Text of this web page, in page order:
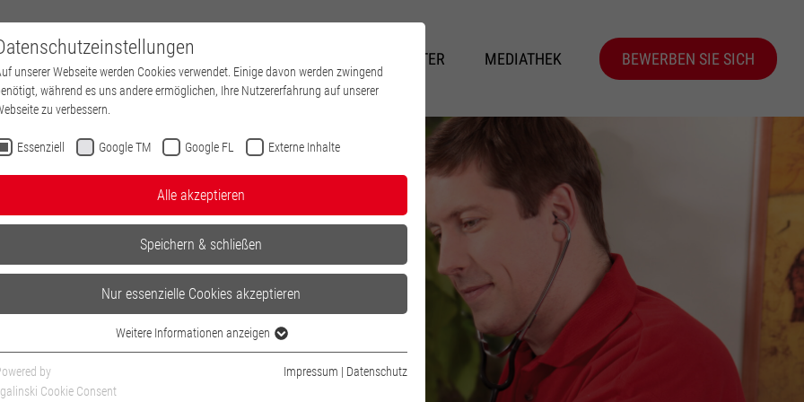
HOME MITARBEITER MEDIATHEK BEWERBEN SIE SICH
unserer Webseite werden Cookies verwendet. Einige davon werden zwingend
während es uns andere ermöglichen, Ihre Nutzererfahrung auf unserer
zu verbessern.
Essenziell Google TM Google FL Externe Inhalte
Alle akzeptieren
Speichern & schließen
Nur essenzielle Cookies akzeptieren
Essenzielle Cookies werden für grundlegende Funktionen der Webseite benötigt.
Dadurch ist gewährleistet, dass die Webseite einwandfrei funktioniert.
Weitere Informationen anzeigen
by
Cookie Consent
Impressum | Datenschutz